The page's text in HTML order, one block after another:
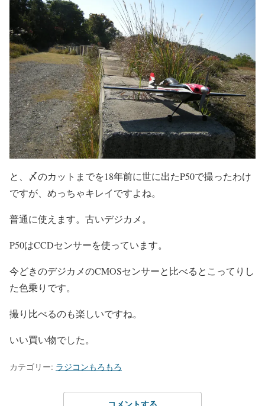
と、〆のカットまでを18年前に世に出たP50で撮ったわけ
ですが、めっちゃキレイですよね。
普通に使えます。古いデジカメ。
P50はCCDセンサーを使っています。
今どきのデジカメのCMOSセンサーと比べるとこってりし
た色乗りです。
撮り比べるのも楽しいですね。
いい買い物でした。
カテゴリー: ラジコンもろもろ
コメントする